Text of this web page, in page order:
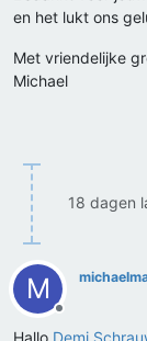
en het lukt ons
Met vriendelijke
Michael
18 dagen
M
Offline